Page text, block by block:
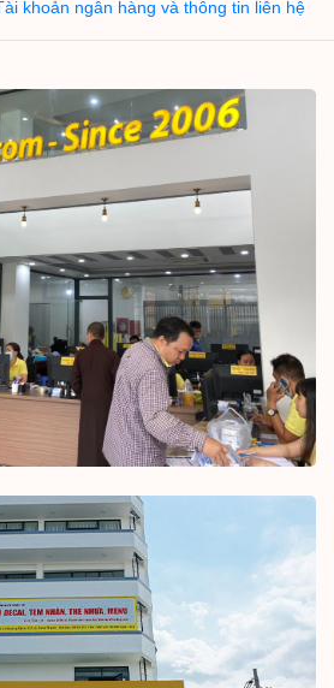
khoản ngân hàng và thông tin liên hệ